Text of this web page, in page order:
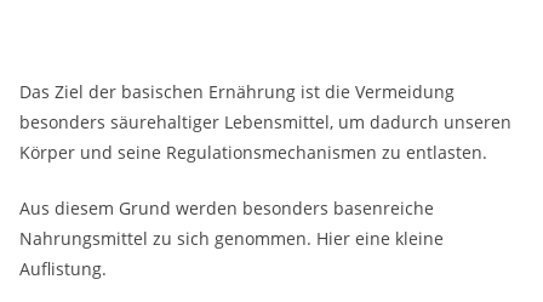
Das Ziel der basischen Ernährung ist die Vermeidung
besonders säurehaltiger Lebensmittel, um dadurch unseren
Körper und seine Regulationsmechanismen zu entlasten.
Aus diesem Grund werden besonders basenreiche
Nahrungsmittel zu sich genommen. Hier eine kleine
Auflistung.